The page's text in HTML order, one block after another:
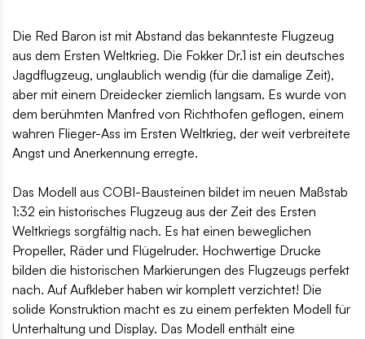
Die Red Baron ist mit Abstand das bekannteste Flugzeug
aus dem Ersten Weltkrieg. Die Fokker Dr.1 ist ein deutsches
Jagdflugzeug, unglaublich wendig (für die damalige Zeit),
aber mit einem Dreidecker ziemlich langsam. Es wurde von
dem berühmten Manfred von Richthofen geflogen, einem
wahren Flieger-Ass im Ersten Weltkrieg, der weit verbreitete
Angst und Anerkennung erregte.
Das Modell aus COBI-Bausteinen bildet im neuen Maßstab
1:32 ein historisches Flugzeug aus der Zeit des Ersten
Weltkriegs sorgfältig nach. Es hat einen beweglichen
Propeller, Räder und Flügelruder. Hochwertige Drucke
bilden die historischen Markierungen des Flugzeugs perfekt
nach. Auf Aufkleber haben wir komplett verzichtet! Die
solide Konstruktion macht es zu einem perfekten Modell für
Unterhaltung und Display. Das Modell enthält eine